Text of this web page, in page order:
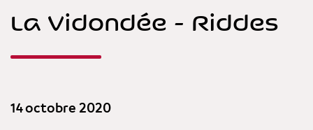
La Vidondée - Riddes
14 octobre 2020